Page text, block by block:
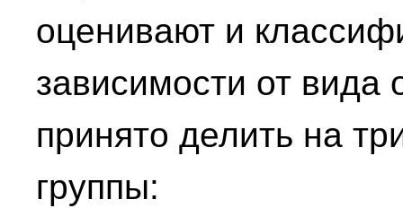
оценивают и
зависимости от вида
принято делить на
группы: